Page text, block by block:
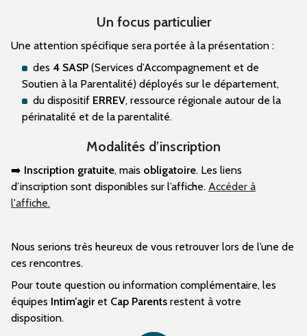
Un focus particulier
Une attention spécifique sera portée à la présentation :
des 4 SASP (Services d’Accompagnement et de
Soutien à la Parentalité) déployés sur le département,
du dispositif ERREV, ressource régionale autour de la
périnatalité et de la parentalité.
Modalités d’inscription
➡️ Inscription gratuite, mais obligatoire. Les liens
d’inscription sont disponibles sur l’affiche. Accéder à
l'affiche.
Nous serions très heureux de vous retrouver lors de l’une de
ces rencontres.
Pour toute question ou information complémentaire, les
équipes Intim’agiret Cap Parents restent à votre
disposition.